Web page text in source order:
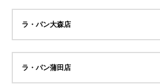
ラ・パン大森店
ラ・パン蒲田店